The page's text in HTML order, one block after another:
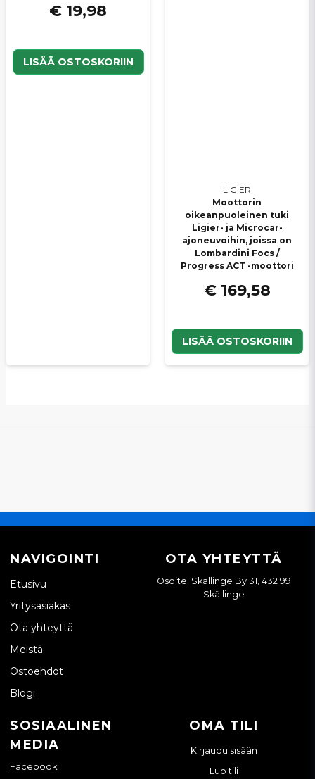
€ 19,98
LISÄÄ OSTOSKORIIN
LIGIER
Moottorin
oikeanpuoleinen tuki
Ligier- ja Microcar-
ajoneuvoihin, joissa on
Lombardini Focs /
Progress ACT -moottori
€ 169,58
LISÄÄ OSTOSKORIIN
NAVIGOINTI
Etusivu
Yritysasiakas
Ota yhteyttä
Meistä
Ostoehdot
Blogi
OTA YHTEYTTÄ
Osoite: Skällinge By 31, 432 99
Skällinge
SOSIAALINEN
MEDIA
Facebook
OMA TILI
Kirjaudu sisään
Luo tili